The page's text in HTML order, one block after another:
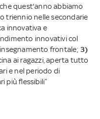
quest'anno abbiamo
triennio nelle secondarie
innovativa e
innovativi col
frontale; 3)
ai ragazzi, aperta tutto
e nel periodo di
più flessibili”